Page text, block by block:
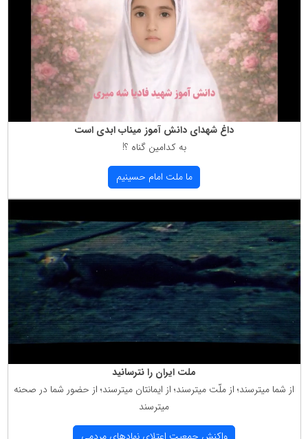
داغ شهدای دانش آموز میناب ابدی است
به كدامین گناه ؟!
ما ملت امام حسینیم
ملت ایران را نترسانید
از شما میترسند؛ از ملّت میترسند؛ از ایمانتان میترسند؛ از حضور شما در صحنه
میترسند